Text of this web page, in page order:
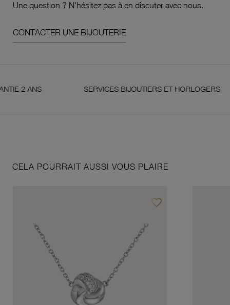
Une question ? N'hésitez pas à en discuter avec nous.
CONTACTER UNE BIJOUTERIE
ANS SERVICES BIJOUTIERS ET HORLOGERS
CELA POURRAIT AUSSI VOUS PLAIRE
favorite_borderAjouter à vos favoris